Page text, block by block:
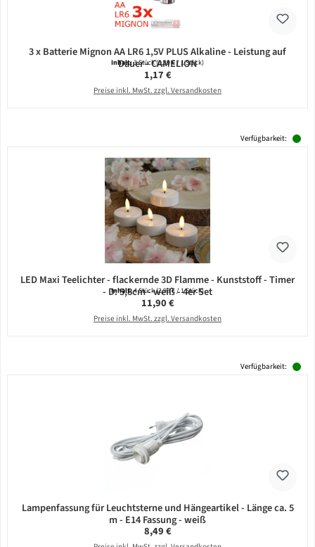
3 x Batterie Mignon AA LR6 1,5V PLUS Alkaline - Leistung auf
Dauer - CAMELION
Inhalt:3 Stück(0,39 € / 1 Stück)
Regulärer Preis:
1,17 €
Preise inkl. MwSt. zzgl. Versandkosten
Verfügbarkeit:
LED Maxi Teelichter - flackernde 3D Flamme - Kunststoff - Timer
- D: 5,8cm - weiß - 4er Set
Inhalt:4 Stück(2,98 € / 1 Stück)
Regulärer Preis:
11,90 €
Preise inkl. MwSt. zzgl. Versandkosten
Verfügbarkeit:
Lampenfassung für Leuchtsterne und Hängeartikel - Länge ca. 5
m - E14 Fassung - weiß
Regulärer Preis:
8,49 €